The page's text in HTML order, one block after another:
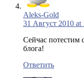
Aleks-Gold
31 Август 2010 at
Сейчас потестим
блога!
Ответить